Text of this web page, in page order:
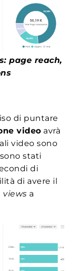
page reach,
di puntare
video avrà
video sono
stati
di
di avere il
views a